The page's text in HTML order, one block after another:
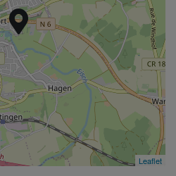
Leaflet
Leaflet